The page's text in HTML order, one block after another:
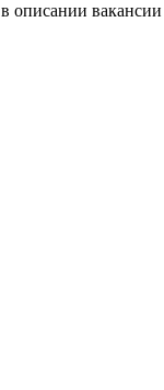
описании вакансии